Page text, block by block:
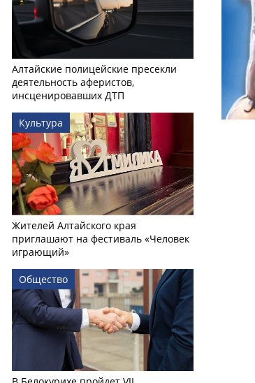
Алтайские полицейские пресекли
деятельность аферистов,
инсценировавших ДТП
Культура
Жителей Алтайского края
приглашают на фестиваль «Человек
играющий»
Общество